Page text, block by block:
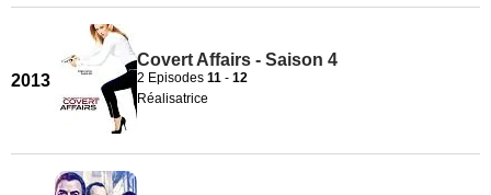
2013
Covert Affairs - Saison 4
2 Episodes 11 - 12
Réalisatrice